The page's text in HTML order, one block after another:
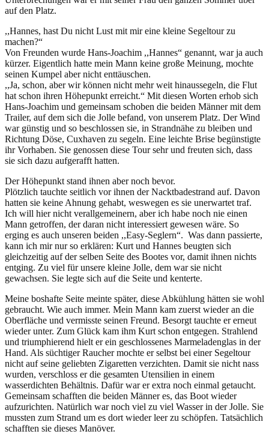
auf den Platz.
,,Hannes, hast Du nicht Lust mit mir eine kleine Segeltour zu
machen?“
Von Freunden wurde Hans-Joachim ,,Hannes“ genannt, war ja auch
kürzer. Eigentlich hatte mein Mann keine große Meinung, mochte
seinen Kumpel aber nicht enttäuschen.
,,Ja, schon, aber wir können nicht mehr weit hinaussegeln, die Flut
hat schon ihren Höhepunkt erreicht.“ Mit diesen Worten erhob sich
Hans-Joachim und gemeinsam schoben die beiden Männer mit dem
Trailer, auf dem sich die Jolle befand, von unserem Platz. Der Wind
war günstig und so beschlossen sie, in Strandnähe zu bleiben und
Richtung Döse, Cuxhaven zu segeln. Eine leichte Brise begünstigte
ihr Vorhaben. Sie genossen diese Tour sehr und freuten sich, dass
sie sich dazu aufgerafft hatten.
Der Höhepunkt stand ihnen aber noch bevor.
Plötzlich tauchte seitlich vor ihnen der Nacktbadestrand auf. Davon
hatten sie keine Ahnung gehabt, weswegen es sie unerwartet traf.
Ich will hier nicht verallgemeinern, aber ich habe noch nie einen
Mann getroffen, der daran nicht interessiert gewesen wäre. So
erging es auch unseren beiden ,,Easy-Seglern“. Was dann passierte,
kann ich mir nur so erklären: Kurt und Hannes beugten sich
gleichzeitig auf der selben Seite des Bootes vor, damit ihnen nichts
entging. Zu viel für unsere kleine Jolle, dem war sie nicht
gewachsen. Sie legte sich auf die Seite und kenterte.
Meine boshafte Seite meinte später, diese Abkühlung hätten sie wohl
gebraucht. Wie auch immer. Mein Mann kam zuerst wieder an die
Oberfläche und vermisste seinen Freund. Besorgt tauchte er erneut
wieder unter. Zum Glück kam ihm Kurt schon entgegen. Strahlend
und triumphierend hielt er ein geschlossenes Marmeladenglas in der
Hand. Als süchtiger Raucher mochte er selbst bei einer Segeltour
nicht auf seine geliebten Zigaretten verzichten. Damit sie nicht nass
wurden, verschloss er die gesamten Utensilien in einem
wasserdichten Behältnis. Dafür war er extra noch einmal getaucht.
Gemeinsam schafften die beiden Männer es, das Boot wieder
aufzurichten. Natürlich war noch viel zu viel Wasser in der Jolle. Sie
mussten zum Strand um es dort wieder leer zu schöpfen. Tatsächlich
schafften sie dieses Manöver.